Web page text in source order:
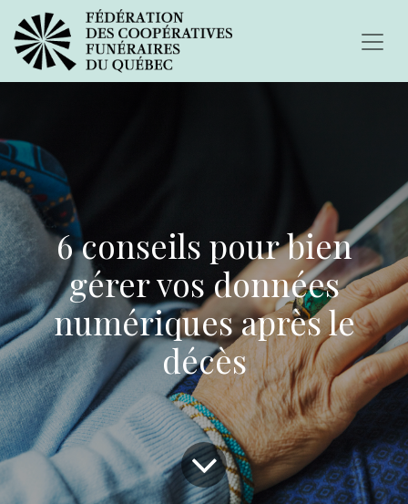
6 conseils pour bien
gérer vos données
numériques après le
décès